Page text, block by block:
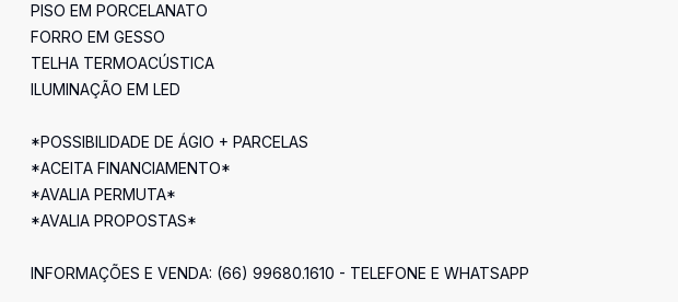
PISO EM PORCELANATO
FORRO EM GESSO
TELHA TERMOACÚSTICA
ILUMINAÇÃO EM LED
*POSSIBILIDADE DE ÁGIO + PARCELAS
*ACEITA FINANCIAMENTO*
*AVALIA PERMUTA*
*AVALIA PROPOSTAS*
INFORMAÇÕES E VENDA: (66) 99680.1610 - TELEFONE E WHATSAPP